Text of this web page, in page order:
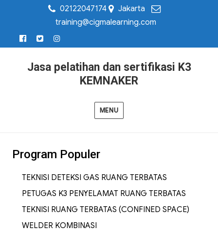
02122047174
Jakarta
training@cigmalearning.com
Jasa pelatihan dan sertifikasi K3
KEMNAKER
MENU
Program Populer
TEKNISI DETEKSI GAS RUANG TERBATAS
PETUGAS K3 PENYELAMAT RUANG TERBATAS
TEKNISI RUANG TERBATAS (CONFINED SPACE)
WELDER KOMBINASI